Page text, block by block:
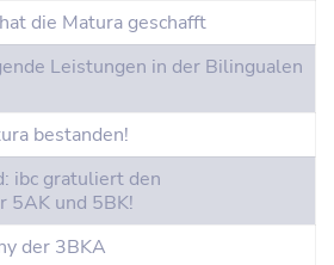
die Matura geschafft
Leistungen in der Bilingualen
bestanden!
ibc gratuliert den
5AK und 5BK!
der 3BKA